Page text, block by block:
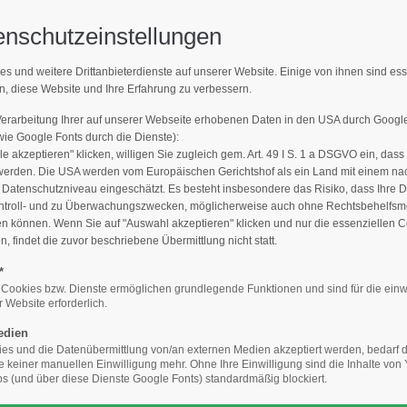
Mailadresse)
Support
Lorem ipsum dolor sit amet:
24h/
365days
Mon - Fri 8:00am - 5:00pm
(GMT +1)
376-
+44
FINDEN
Sie den Fachbetrieb in Ihrer
Baumpfleger finden Die Qualität macht´s: Geprüfter
und weitere Drittanbieterdienste auf unserer Website. Einige von ihnen sind
diese Website und Ihre Erfahrung zu verbessern.
Ihrer auf unserer Webseite erhobenen Daten in den USA durch
Google Fonts durch die Dienste):
akzeptieren" klicken, willigen Sie zugleich gem. Art. 49 I S. 1 a DSGVO ein,
Die USA werden vom Europäischen Gerichtshof als ein Land mit einem
eingeschätzt. Es besteht insbesondere das Risiko, dass Ihre
und zu Überwachungszwecken, möglicherweise auch ohne
können. Wenn Sie auf "Auswahl akzeptieren" klicken und nur die essenziellen
findet die zuvor beschriebene Übermittlung nicht statt.
bzw. Dienste ermöglichen grundlegende Funktionen und sind für die
Website erforderlich.
und die Datenübermittlung von/an externen Medien akzeptiert werden, bedarf
keiner manuellen Einwilligung mehr. Ohne Ihre Einwilligung sind die Inhalte von
(und über diese Dienste Google Fonts) standardmäßig blockiert.